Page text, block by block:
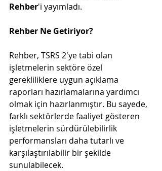
Rehber'i yayımladı.
Rehber Ne Getiriyor?
Rehber, TSRS 2'ye tabi olan
işletmelerin sektöre özel
gerekliliklere uygun açıklama
raporları hazırlamalarına yardımcı
olmak için hazırlanmıştır. Bu sayede,
farklı sektörlerde faaliyet gösteren
işletmelerin sürdürülebilirlik
performansları daha tutarlı ve
karşılaştırılabilir bir şekilde
sunulabilecek.